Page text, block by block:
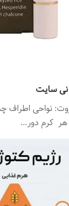
سایت
نواحی اطراف
هر کرم دور…